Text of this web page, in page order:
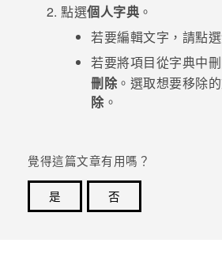
點選個人字典 。
若要編輯文字，請點
若要將項目從字典中
刪除。選取想要移除
除。
覺得這篇文章有用嗎？
是
否